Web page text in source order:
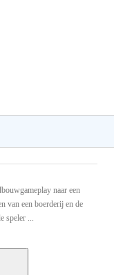
naar een
van een boerderij en de
speler ...